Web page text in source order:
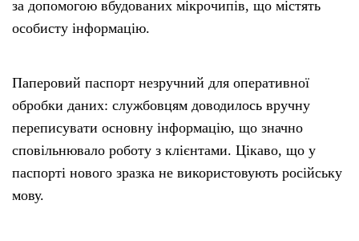
за допомогою вбудованих мікрочипів, що містять
особисту інформацію.
Паперовий паспорт незручний для оперативної
обробки даних: службовцям доводилось вручну
переписувати основну інформацію, що значно
сповільнювало роботу з клієнтами. Цікаво, що у
паспорті нового зразка не використовують російську
мову.